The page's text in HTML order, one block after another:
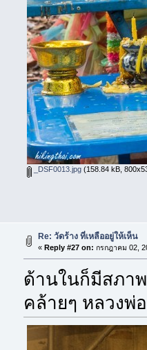
_DSF0013.jpg(158.84 kB,
Re: วัดร้าง ที่เหลืออยู่ให้เห็น
« Reply #27 on: กรกฎาคม 02,
ด้านในก็มีสภา
คล้ายๆ หลวงพ่